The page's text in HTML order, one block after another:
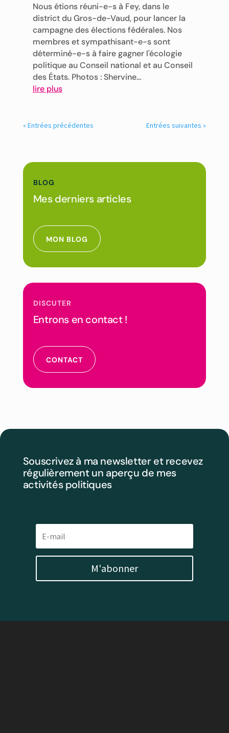
Nous étions réuni-e-s à Fey, dans le
district du Gros-de-Vaud, pour lancer la
campagne des élections fédérales. Nos
membres et sympathisant-e-s sont
déterminé-e-s à faire gagner l'écologie
politique au Conseil national et au Conseil
des États. Photos : Shervine...
lire plus
« Entrées précédentes Entrées suivantes »
BLOG
Mes derniers articles
MON BLOG
DISCUTER
Entrons en contact !
CONTACT
Souscrivez à ma newsletter et recevez
régulièrement un aperçu de mes
activités politiques
M'abonner